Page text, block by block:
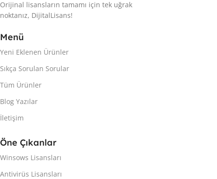
Orijinal lisansların tamamı için tek uğrak
noktanız, DijitalLisans!
Menü
Yeni Eklenen Ürünler
Sıkça Sorulan Sorular
Tüm Ürünler
Blog Yazılar
İletişim
Öne Çıkanlar
Winsows Lisansları
Antivirüs Lisansları